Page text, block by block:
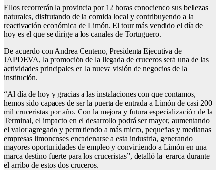
Ellos recorrerán la provincia por 12 horas conociendo sus bellezas
naturales, disfrutando de la comida local y contribuyendo a la
reactivación económica de Limón. El tour más vendido el día de
hoy es el que se dirige a los canales de Tortuguero.
De acuerdo con Andrea Centeno, Presidenta Ejecutiva de
JAPDEVA, la promoción de la llegada de cruceros será una de las
actividades principales en la nueva visión de negocios de la
institución.
“Al día de hoy y gracias a las instalaciones con que contamos,
hemos sido capaces de ser la puerta de entrada a Limón de casi 200
mil cruceristas por año. Con la mejora y futura especialización de la
Terminal, el impacto en el desarrollo podrá ser mayor, aumentando
el valor agregado y permitiendo a más micro, pequeñas y medianas
empresas limonenses encadenarse a esta industria, generando
mayores oportunidades de empleo y convirtiendo a Limón en una
marca destino fuerte para los cruceristas”, detalló la jerarca durante
el arribo de estos dos cruceros.